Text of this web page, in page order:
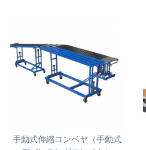
手動式伸縮コンベヤ（手動式